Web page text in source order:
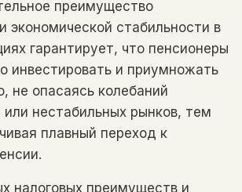
преимущество
экономической стабильности в
гарантирует, что пенсионеры
инвестировать и приумножать
не опасаясь колебаний
или нестабильных рынков, тем
плавный переход к
налоговых преимуществ и